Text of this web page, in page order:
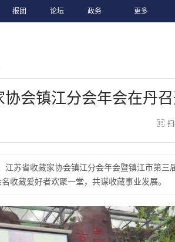
报团 论坛 政务 更多
协会镇江分会年会在丹
江苏省收藏家协会镇江分会年会暨镇江市第三
收藏爱好者欢聚一堂，共谋收藏事业发展。